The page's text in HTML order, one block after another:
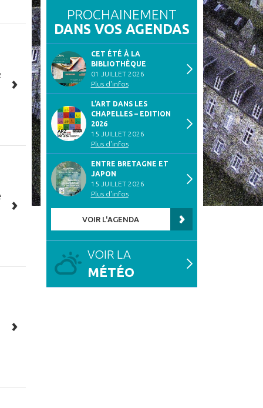
PROCHAINEMENT
DANS VOS AGENDAS
CET ÉTÉ À LA
BIBLIOTHÈQUE
01 JUILLET 2026
Plus d'infos
L’ART DANS LES
CHAPELLES – EDITION
2026
15 JUILLET 2026
Plus d'infos
ENTRE BRETAGNE ET
JAPON
15 JUILLET 2026
Plus d'infos
VOIR L'AGENDA
VOIR LA
MÉTÉO